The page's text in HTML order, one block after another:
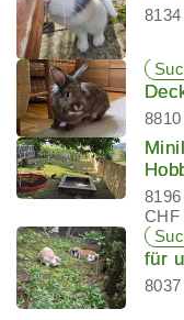
CHF
für